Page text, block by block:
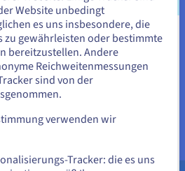
können Sie die Leistung
Vorschriften und
in Vereinigte
bestellen möchten, müssen Sie
Website umsehen und dort einen
Englisch USD - $
Website unbedingt
es uns insbesondere, die
zu gewährleisten oder bestimmte
bereitzustellen. Andere
Reichweitenmessungen
sind von der
verwenden wir
Tracker: die es uns